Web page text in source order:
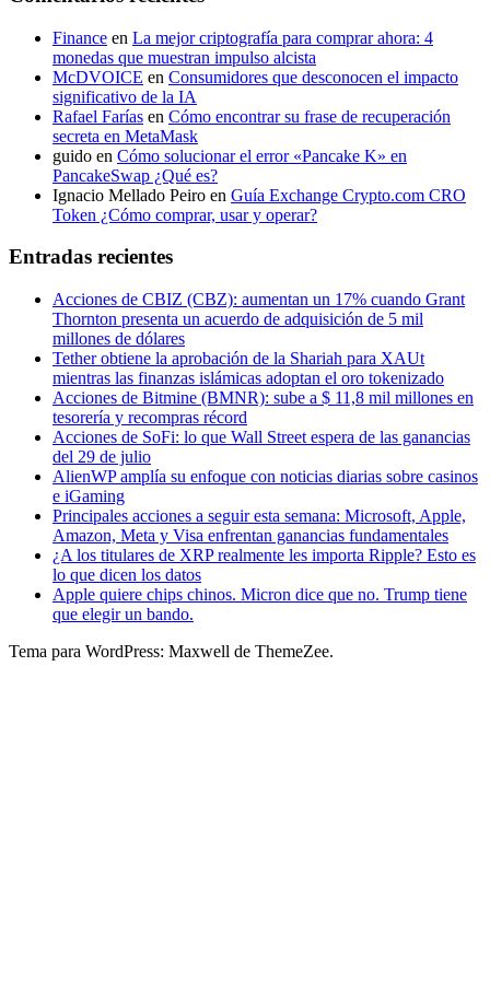
Finance en La mejor criptografía para comprar ahora: 4
monedas que muestran impulso alcista
McDVOICE en Consumidores que desconocen el impacto
significativo de la IA
Rafael Farías en Cómo encontrar su frase de recuperación
secreta en MetaMask
guido en Cómo solucionar el error «Pancake K» en
PancakeSwap ¿Qué es?
Ignacio Mellado Peiro en Guía Exchange Crypto.com CRO
Token ¿Cómo comprar, usar y operar?
Entradas recientes
Acciones de CBIZ (CBZ): aumentan un 17% cuando Grant
Thornton presenta un acuerdo de adquisición de 5 mil
millones de dólares
Tether obtiene la aprobación de la Shariah para XAUt
mientras las finanzas islámicas adoptan el oro tokenizado
Acciones de Bitmine (BMNR): sube a $ 11,8 mil millones en
tesorería y recompras récord
Acciones de SoFi: lo que Wall Street espera de las ganancias
del 29 de julio
AlienWP amplía su enfoque con noticias diarias sobre casinos
e iGaming
Principales acciones a seguir esta semana: Microsoft, Apple,
Amazon, Meta y Visa enfrentan ganancias fundamentales
¿A los titulares de XRP realmente les importa Ripple? Esto es
lo que dicen los datos
Apple quiere chips chinos. Micron dice que no. Trump tiene
que elegir un bando.
Tema para WordPress: Maxwell de ThemeZee.